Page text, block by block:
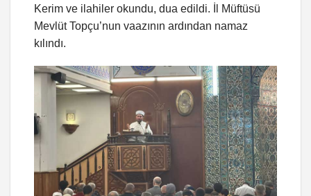
Kerim ve ilahiler okundu, dua edildi. İl Müftüsü
Mevlüt Topçu’nun vaazının ardından namaz
kılındı.